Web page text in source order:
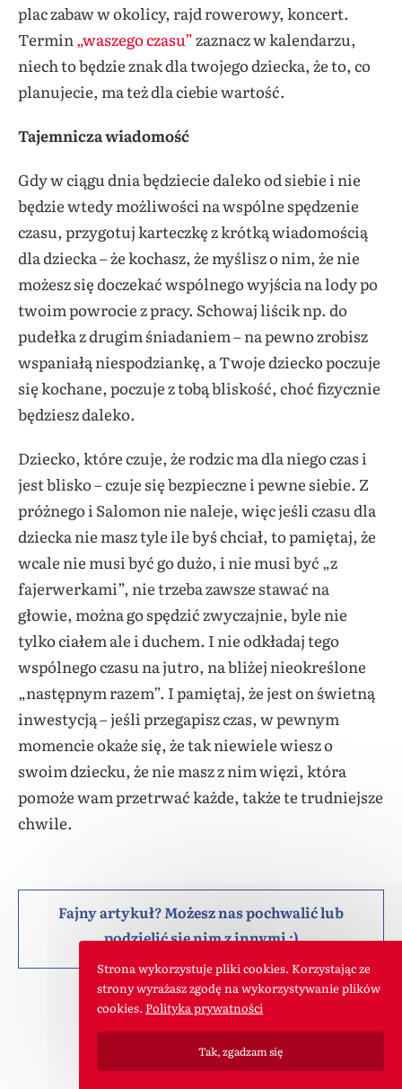
plac zabaw w okolicy, rajd rowerowy, koncert.
Termin„waszego czasu”zaznacz w kalendarzu,
niech to będzie znak dla twojego dziecka, że to, co
planujecie, ma też dla ciebie wartość.
Tajemnicza wiadomość
Gdy w ciągu dnia będziecie daleko od siebie i nie
będzie wtedy możliwości na wspólne spędzenie
czasu, przygotuj karteczkę z krótką wiadomością
dla dziecka – że kochasz, że myślisz o nim, że nie
możesz się doczekać wspólnego wyjścia na lody po
twoim powrocie z pracy. Schowaj liścik np. do
pudełka z drugim śniadaniem – na pewno zrobisz
wspaniałą niespodziankę, a Twoje dziecko poczuje
się kochane, poczuje z tobą bliskość, choć fizycznie
będziesz daleko.
Dziecko, które czuje, że rodzic ma dla niego czas i
jest blisko – czuje się bezpieczne i pewne siebie. Z
próżnego i Salomon nie naleje, więc jeśli czasu dla
dziecka nie masz tyle ile byś chciał, to pamiętaj, że
wcale nie musi być go dużo, i nie musi być „z
fajerwerkami”, nie trzeba zawsze stawać na
głowie, można go spędzić zwyczajnie, byle nie
tylko ciałem ale i duchem. I nie odkładaj tego
wspólnego czasu na jutro, na bliżej nieokreślone
„następnym razem”. I pamiętaj, że jest on świetną
inwestycją – jeśli przegapisz czas, w pewnym
momencie okaże się, że tak niewiele wiesz o
swoim dziecku, że nie masz z nim więzi, która
pomoże wam przetrwać każde, także te trudniejsze
chwile.
Fajny artykuł? Możesz nas pochwalić lub
podzielić się nim z innymi :)
Może Cię
zainteresują
: Undefined
Strona wykorzystuje pliki cookies. Korzystając ze
strony wyrażasz zgodę na wykorzystywanie plików
cookies. Polityka prywatności
Tak, zgadzam się